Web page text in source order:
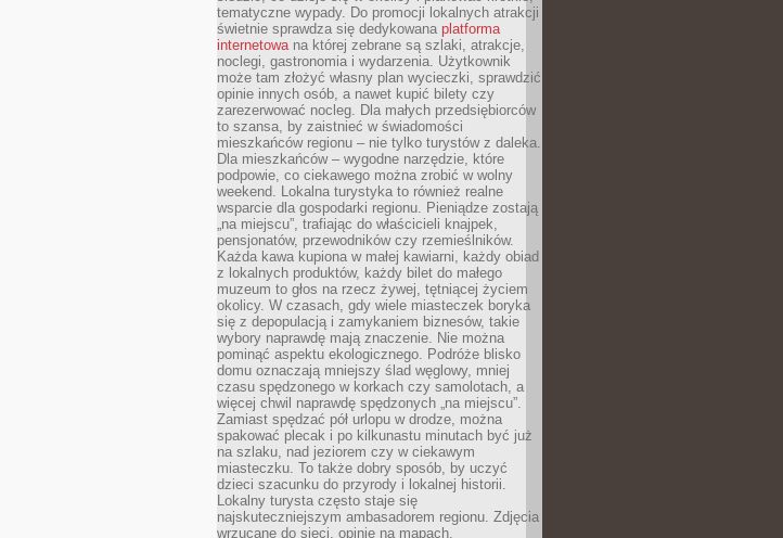
tematyczne wypady. Do promocji lokalnych atrakcji
świetnie sprawdza się dedykowana platforma
internetowana której zebrane są szlaki, atrakcje,
noclegi, gastronomia i wydarzenia. Użytkownik
może tam złożyć własny plan wycieczki, sprawdzić
opinie innych osób, a nawet kupić bilety czy
zarezerwować nocleg. Dla małych przedsiębiorców
to szansa, by zaistnieć w świadomości
mieszkańców regionu – nie tylko turystów z daleka.
Dla mieszkańców – wygodne narzędzie, które
podpowie, co ciekawego można zrobić w wolny
weekend. Lokalna turystyka to również realne
wsparcie dla gospodarki regionu. Pieniądze zostają
„na miejscu”, trafiając do właścicieli knajpek,
pensjonatów, przewodników czy rzemieślników.
Każda kawa kupiona w małej kawiarni, każdy obiad
z lokalnych produktów, każdy bilet do małego
muzeum to głos na rzecz żywej, tętniącej życiem
okolicy. W czasach, gdy wiele miasteczek boryka
się z depopulacją i zamykaniem biznesów, takie
wybory naprawdę mają znaczenie. Nie można
pominąć aspektu ekologicznego. Podróże blisko
domu oznaczają mniejszy ślad węglowy, mniej
czasu spędzonego w korkach czy samolotach, a
więcej chwil naprawdę spędzonych „na miejscu”.
Zamiast spędzać pół urlopu w drodze, można
spakować plecak i po kilkunastu minutach być już
na szlaku, nad jeziorem czy w ciekawym
miasteczku. To także dobry sposób, by uczyć
dzieci szacunku do przyrody i lokalnej historii.
Lokalny turysta często staje się
najskuteczniejszym ambasadorem regionu. Zdjęcia
wrzucane do sieci, opinie na mapach,